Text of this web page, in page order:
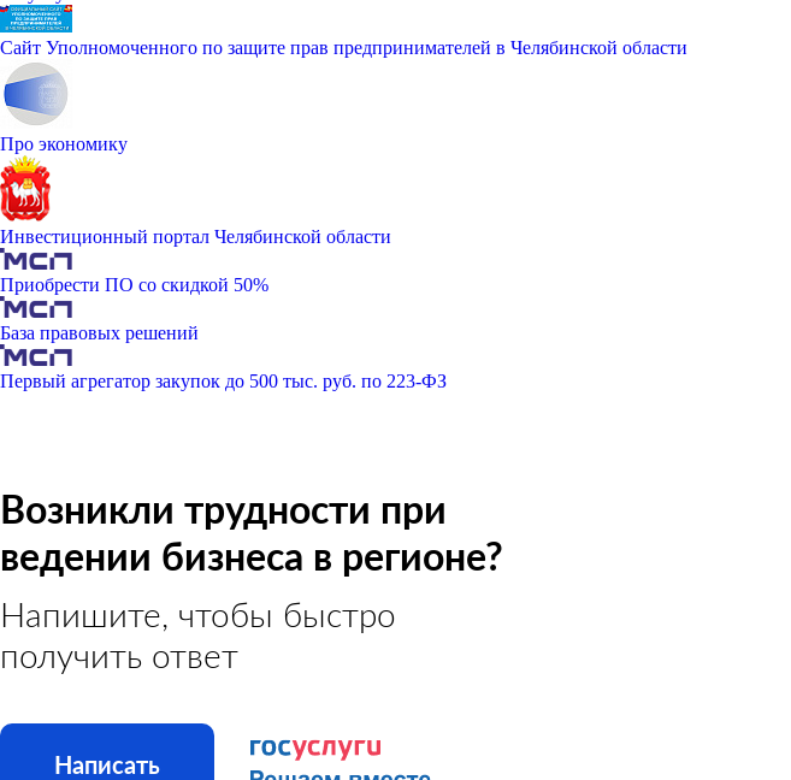
Сайт Уполномоченного по защите прав предпринимателей в Челябинской области
Про экономику
Инвестиционный портал Челябинской области
Приобрести ПО со скидкой 50%
База правовых решений
Первый агрегатор закупок до 500 тыс. руб. по 223-ФЗ
Возникли трудности при
ведении бизнеса в регионе?
Напишите, чтобы быстро
получить ответ
Написать